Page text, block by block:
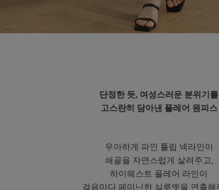
단정한 듯, 여성스러운 분위기를
고스란히 담아낸 플레어 원피스
우아하게 파인 튤립 넥라인이
쇄골을 자연스럽게 살려주고,
하이웨스트 플레어 라인이
걸음마다 페미닌한 실루엣을 연출해